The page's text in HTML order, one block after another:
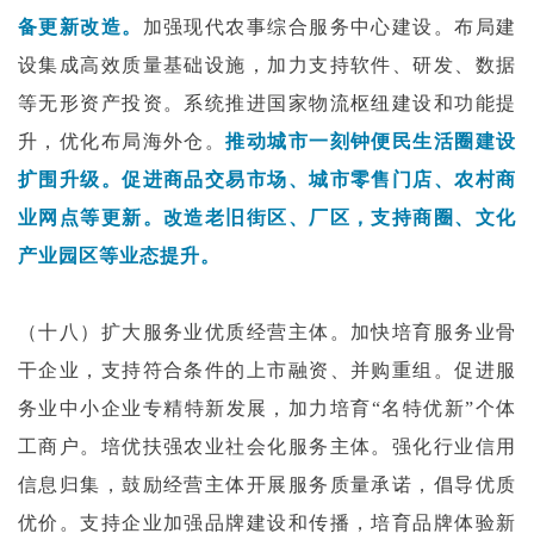
备更新改造。 加强现代农事综合服务中心建设。布局建
设集成高效质量基础设施，加力支持软件、研发、数据
等无形资产投资。系统推进国家物流枢纽建设和功能提
升，优化布局海外仓。推动城市一刻钟便民生活圈建设
扩围升级。促进商品交易市场、城市零售门店、农村商
业网点等更新。改造老旧街区、厂区，支持商圈、文化
产业园区等业态提升。
（十八）扩大服务业优质经营主体。加快培育服务业骨
干企业，支持符合条件的上市融资、并购重组。促进服
务业中小企业专精特新发展，加力培育“名特优新”个体
工商户。培优扶强农业社会化服务主体。强化行业信用
信息归集，鼓励经营主体开展服务质量承诺，倡导优质
优价。支持企业加强品牌建设和传播，培育品牌体验新